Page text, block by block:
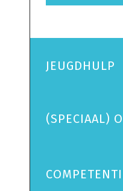
JEUGDHULP
(SPECIAAL)